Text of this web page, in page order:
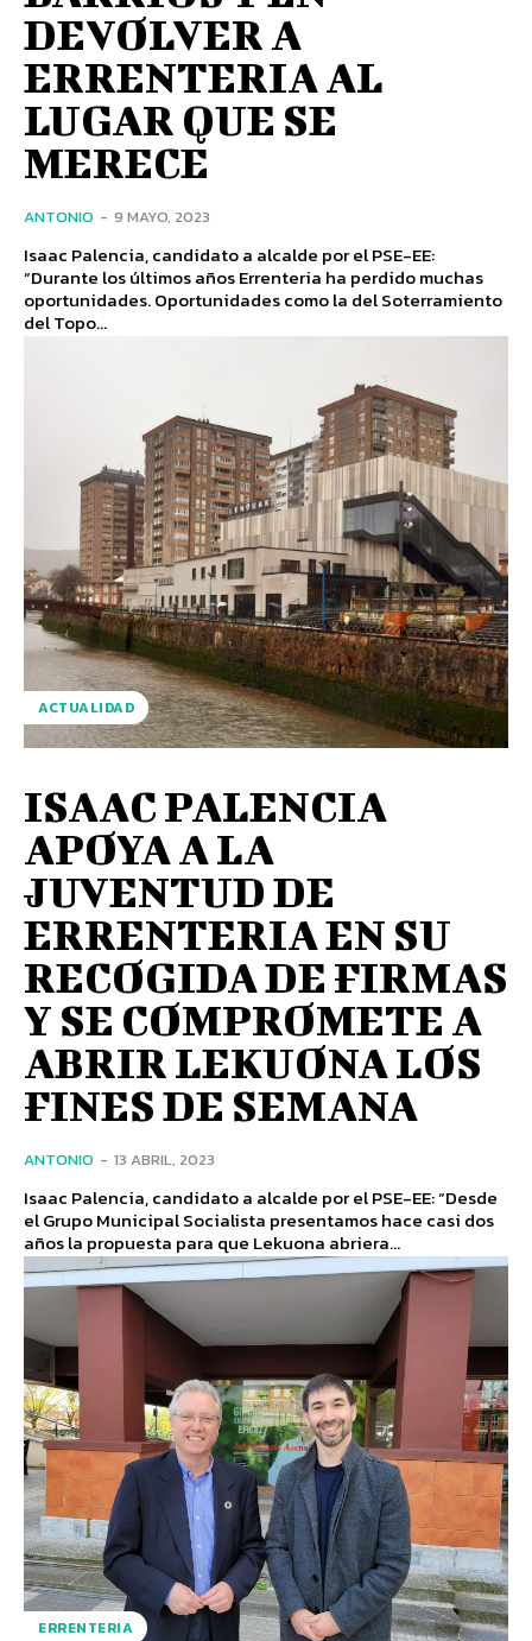
DEVOLVER A
ERRENTERIA AL
LUGAR QUE SE
MERECE
ANTONIO - 9 MAYO, 2023
Isaac Palencia, candidato a alcalde por el PSE-EE:
“Durante los últimos años Errenteria ha perdido muchas
oportunidades. Oportunidades como la del Soterramiento
del Topo...
ACTUALIDAD
ISAAC PALENCIA
APOYA A LA
JUVENTUD DE
ERRENTERIA EN SU
RECOGIDA DE FIRMAS
Y SE COMPROMETE A
ABRIR LEKUONA LOS
FINES DE SEMANA
ANTONIO - 13 ABRIL, 2023
Isaac Palencia, candidato a alcalde por el PSE-EE: “Desde
el Grupo Municipal Socialista presentamos hace casi dos
años la propuesta para que Lekuona abriera...
ERRENTERIA